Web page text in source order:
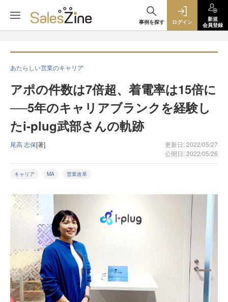
事例を探す ログイン
新規
会員登録
あたらしい営業のキャリア
アポの件数は7倍超、着電率は15倍に
──5年のキャリアブランクを経験し
たi-plug武部さんの軌跡
尾高 志保[著]
更新日: 2022/05/27
公開日: 2022/05/26
キャリア MA 営業改革